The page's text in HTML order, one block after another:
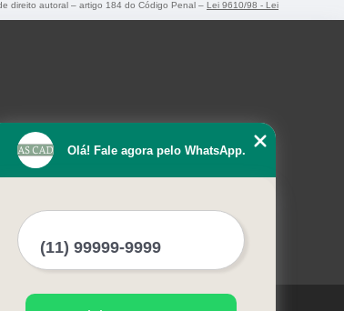
direito autoral – artigo 184 do Código Penal – Lei 9610/98 - Lei
Olá! Fale agora pelo WhatsApp.